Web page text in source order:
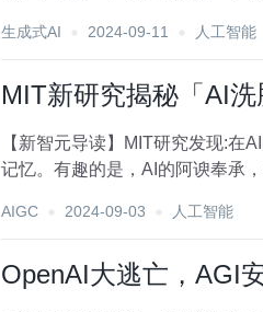
生成式AI 2024-09-11 人工智能
MIT新研究揭秘「AI
【新智元导读】MIT研究发现:在
记忆。有趣的是，AI的阿谀奉承
AIGC 2024-09-03 人工智能
OpenAI大逃亡，AGI